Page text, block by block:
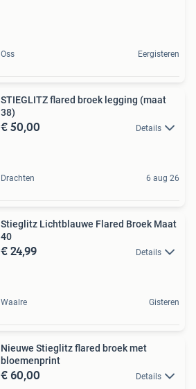
Oss Eergisteren
STIEGLITZ flared broek legging (maat
38)
€ 50,00 Details
Drachten 6 aug 26
Stieglitz Lichtblauwe Flared Broek Maat
40
€ 24,99 Details
Waalre Gisteren
Nieuwe Stieglitz flared broek met
bloemenprint
€ 60,00 Details